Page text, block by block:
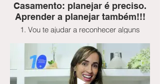
Casamento: planejar é preciso.
Aprender a planejar também!!!
1. Vou te ajudar a reconhecer alguns
são limitadores: e que nos impedem de
fazer o que planejamos;
2. Vou te ensinar a usar no seu dia a dia
duas ferramentas que eu adoro usar e